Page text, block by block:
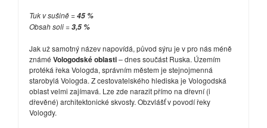
Tuk v sušině =45 %
Obsah soli =3,5 %
Jak už samotný název napovídá, původ sýru je v pro nás méně
známé Vologodské oblasti– dnes součást Ruska. Územím
protéká řeka Vologda, správním městem je stejnojmenná
starobylá Vologda. Z cestovatelského hlediska je Vologodská
oblast velmi zajímavá. Lze zde narazit přímo na dřevní (i
dřevěné) architektonické skvosty. Obzvlášť v povodí řeky
Vologdy.